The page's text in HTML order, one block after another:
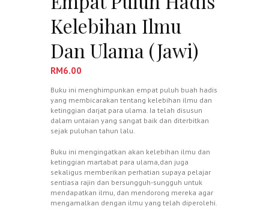
Kelebihan Ilmu
Dan Ulama (Jawi)
RM6.00
Buku ini menghimpunkan empat puluh buah hadis
yang membicarakan tentang kelebihan ilmu dan
ketinggian darjat para ulama. Ia telah disusun
dalam untaian yang sangat baik dan diterbitkan
sejak puluhan tahun lalu.
Buku ini mengingatkan akan kelebihan ilmu dan
ketinggian martabat para ulama,dan juga
sekaligus memberikan perhatian supaya pelajar
sentiasa rajin dan bersungguh-sungguh untuk
mendapatkan ilmu, dan mendorong mereka agar
mengamalkan dengan ilmu yang telah diperolehi.